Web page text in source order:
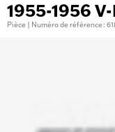
1955-1956 V-
Pièce | Numéro de référence :